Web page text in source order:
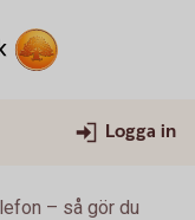
Logga in
– så gör du